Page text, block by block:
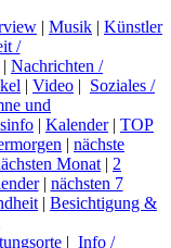
| Musik | Künstler
/
| Nachrichten /
| Video | Soziales /
und
| Kalender| TOP
| nächste
Monat | 2
| nächsten 7
| Besichtigung &
| Info /